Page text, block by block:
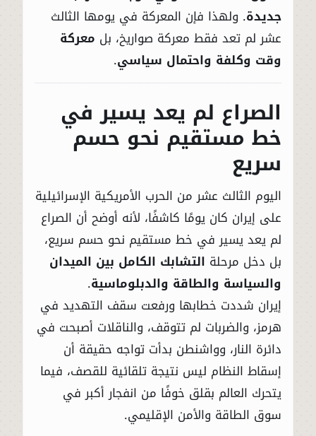
جديدة. ولهذا فإن المعركة في يومها الثالث
عشر لم تعد فقط معركة صواريخ، بل معركة
وقت وكلفة واحتمال سياسي.
الصراع لم يعد يسير في
خط مستقيم نحو حسم
سريع
اليوم الثالث عشر من الحرب الأمريكية الإسرائيلية
على إيران كان يومًا كاشفًا، لأنه أوضح أن الصراع
لم يعد يسير في خط مستقيم نحو حسم سريع،
بل دخل مرحلة التشابك الكامل بين الميدان
والسياسة والطاقة والدبلوماسية.
إيران شددت خطابها ورفعت سقف التهديد في
هرمز، والضربات لم تتوقف، والناقلات أصبحت في
دائرة النار، وواشنطن بدأت تواجه حقيقة أن
إسقاط النظام ليس نتيجة تلقائية للقصف، فيما
يتحرك العالم بقلق خوفًا من انفجار أكبر في
سوق الطاقة والأمن الإقليمي.